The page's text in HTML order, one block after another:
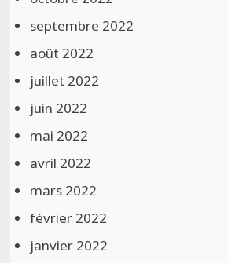
septembre 2022
août 2022
juillet 2022
juin 2022
mai 2022
avril 2022
mars 2022
février 2022
janvier 2022